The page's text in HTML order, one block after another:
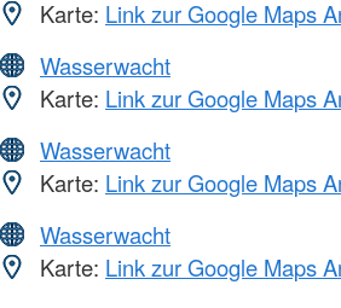
Karte: Link zur Google Maps
Wasserwacht
Karte: Link zur Google Maps
Wasserwacht
Karte: Link zur Google Maps
Wasserwacht
Karte: Link zur Google Maps